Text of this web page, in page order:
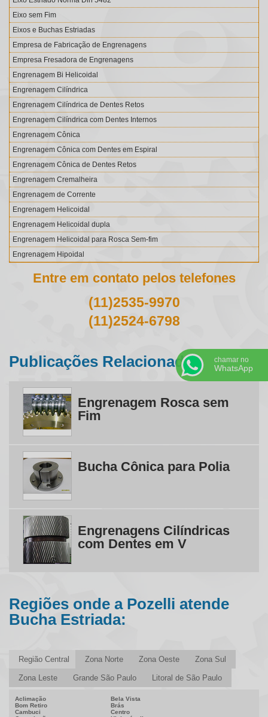
Eixo sem Fim
Eixos e Buchas Estriadas
Empresa de Fabricação de Engrenagens
Empresa Fresadora de Engrenagens
Engrenagem Bi Helicoidal
Engrenagem Cilíndrica
Engrenagem Cilíndrica de Dentes Retos
Engrenagem Cilíndrica com Dentes Internos
Engrenagem Cônica
Engrenagem Cônica com Dentes em Espiral
Engrenagem Cônica de Dentes Retos
Engrenagem Cremalheira
Engrenagem de Corrente
Engrenagem Helicoidal
Engrenagem Helicoidal dupla
Engrenagem Helicoidal para Rosca Sem-fim
Engrenagem Hipoidal
Engrenagem para Corrente Silenciosa
Engrenagem para Redutor
Engrenagem Rosca sem Fim
Engrenagens Cilíndricas com Dentes em V
Engrenagens Cônicas de Dentes Helicoidais
Engrenagens de Dentes Retos
Engrenagens Industriais
Engrenagens para Correntes de Rolos
Engrenagens Sob Medida
Fabricante de Engrenagem Helicoidal
Fabricante de Engrenagens
Fabricante de Engrenagens Helicoidais em SP
Fabricante de Polia Dentada
Fabricante de Polias
Indústria de Engrenagens
Polia Dentada
Polia Sincronizadora
Entre em contato pelos telefones
(11)2535-9970
(11)2524-6798
Publicações Relacionadas
Engrenagem Rosca sem
Fim
Bucha Cônica para Polia
Engrenagens Cilíndricas
com Dentes em V
Regiões onde a Pozelli atende
Bucha Estriada:
Região Central Zona Norte Zona Oeste Zona Sul
Zona Leste Grande São Paulo Litoral de São Paulo
Aclimação
Bela Vista
Bom Retiro
Brás
Cambuci
Centro
chamar no
WhatsApp